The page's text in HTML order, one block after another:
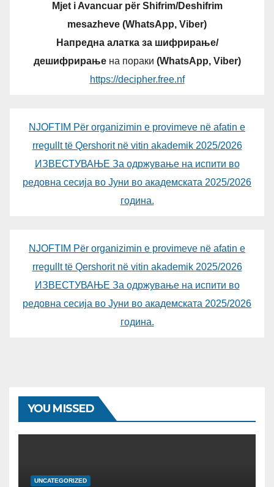
Mjet i Avancuar për Shifrim/Deshifrim
mesazheve (WhatsApp, Viber)
Напредна алатка за шифрирање/
дешифрирањена пораки (WhatsApp, Viber)
https://decipher.free.nf
NJOFTIM Për organizimin e provimeve në afatin e
rregullt të Qershorit në vitin akademik 2025/2026
ИЗВЕСТУВАЊЕ За одржување на испити во
редовна сесија во Јуни во академската 2025/2026
година.
NJOFTIM Për organizimin e provimeve në afatin e
rregullt të Qershorit në vitin akademik 2025/2026
ИЗВЕСТУВАЊЕ За одржување на испити во
редовна сесија во Јуни во академската 2025/2026
година.
YOU MISSED
UNCATEGORIZED